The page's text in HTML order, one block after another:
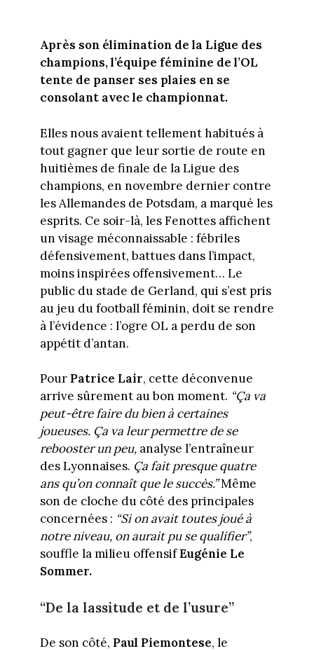
Après son élimination de la Ligue des
champions, l’équipe féminine de l’OL
tente de panser ses plaies en se
consolant avec le championnat.
Elles nous avaient tellement habitués à
tout gagner que leur sortie de route en
huitièmes de finale de la Ligue des
champions, en novembre dernier contre
les Allemandes de Potsdam, a marqué les
esprits. Ce soir-là, les Fenottes affichent
un visage méconnaissable : fébriles
défensivement, battues dans l’impact,
moins inspirées offensivement… Le
public du stade de Gerland, qui s’est pris
au jeu du football féminin, doit se rendre
à l’évidence : l’ogre OL a perdu de son
appétit d’antan.
Pour Patrice Lair, cette déconvenue
arrive sûrement au bon moment. “Ça va
peut-être faire du bien à certaines
joueuses. Ça va leur permettre de se
rebooster un peu,analyse l’entraîneur
des Lyonnaises. Ça fait presque quatre
ans qu’on connaît que le succès.”Même
son de cloche du côté des principales
concernées : “Si on avait toutes joué à
notre niveau, on aurait pu se qualifier”,
souffle la milieu offensifEugénie Le
Sommer.
“De la lassitude et de l’usure”
De son côté, Paul Piemontese, le